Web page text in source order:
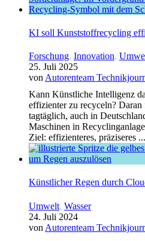
KI soll Kunststoffrecycling
Forschung, Innovation,
25. Juli 2025
von Autorenteam
Kann Künstliche Intelligenz
effizienter zu recyceln? Daran
tagtäglich, auch in
Maschinen in
Ziel: effizienteres, präziseres ...
Künstlicher Regen durch
Umwelt, Wasser
24. Juli 2024
von Autorenteam